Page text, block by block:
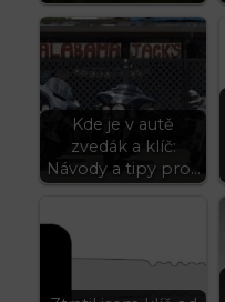
Kde je v autě
zvedák a klíč:
Návody a tipy pro…